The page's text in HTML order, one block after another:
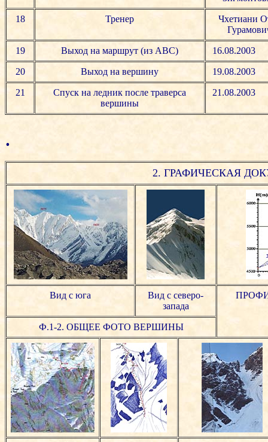
18 Тренер
Чхетиани
19 Выход на маршрут (из ABC) 16.08.2003
20 Выход на вершину 19.08.2003
21
Спуск на ледник после траверса
вершины
21.08.2003
.
2. ГРАФИЧЕСКАЯ
Вид с юга
Вид с северо-
запада
Ф.1-2. ОБЩЕЕ ФОТО ВЕРШИНЫ